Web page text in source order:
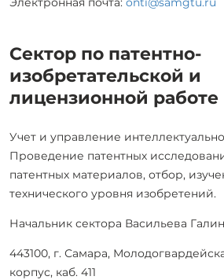
Сектор по патентно-
изобретательской и
лицензионной работе
Учет и управление
Проведение патентных
патентных материалов, отбор,
технического уровня изобретений.
Начальник сектора Васильева
443100, г. Самара,
корпус, каб. 411